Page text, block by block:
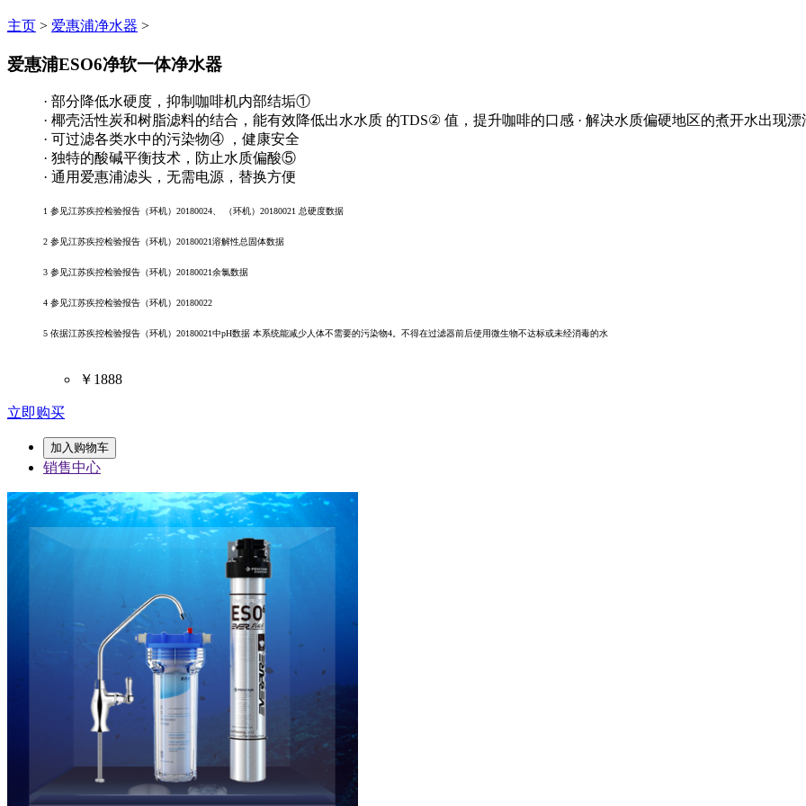
主页 > 爱惠浦净水器 >
爱惠浦ESO6净软一体净水器
· 部分降低水硬度，抑制咖啡机内部结垢①
· 椰壳活性炭和树脂滤料的结合，能有效降低出水水质 的TDS② 值，提升咖啡的口感 · 解决水质偏硬地区的煮开水出现
· 可过滤各类水中的污染物④ ，健康安全
· 独特的酸碱平衡技术，防止水质偏酸⑤
· 通用爱惠浦滤头，无需电源，替换方便
1 参见江苏疾控检验报告（环机）20180024、 （环机）20180021 总硬度数据
2 参见江苏疾控检验报告（环机）20180021溶解性总固体数据
3 参见江苏疾控检验报告（环机）20180021余氯数据
4 参见江苏疾控检验报告（环机）20180022
5 依据江苏疾控检验报告（环机）20180021中pH数据 本系统能减少人体不需要的污染物4。不得在过滤器前后使用微生物不达标或未经消毒的水
￥1888
立即购买
加入购物车
销售中心